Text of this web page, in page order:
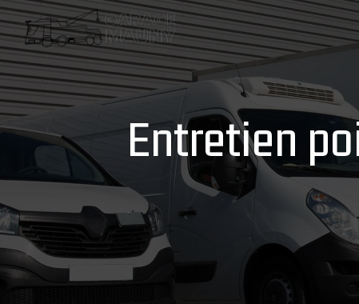
entretien
Panneau de gestion des cookies